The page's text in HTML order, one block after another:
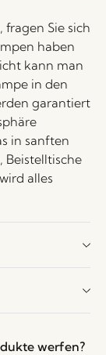
Sie sich
haben
kann man
in den
garantiert
in sanften
Beistelltische
alles
werfen?